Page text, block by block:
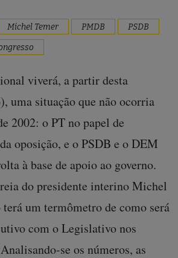
Michel Temer PMDB
PSDB
viverá, a partir desta
uma situação que não ocorria
2002: o PT no papel de
oposição, e o PSDB e o DEM
à base de apoio ao governo.
do presidente interino Michel
um termômetro de como será
com o Legislativo nos
se os números, as